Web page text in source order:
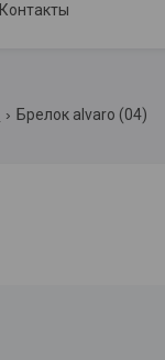
Контакты
Брелок alvaro (04)